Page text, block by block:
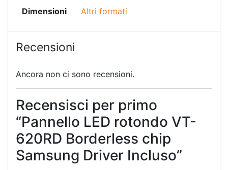
Dimensioni Altri formati
Recensioni
Ancora non ci sono recensioni.
Recensisci per primo
“Pannello LED rotondo VT-
620RD Borderless chip
Samsung Driver Incluso”